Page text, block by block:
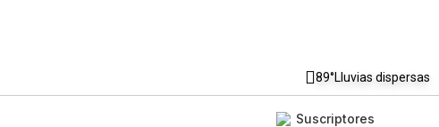
89°Lluvias dispersas
Suscriptores